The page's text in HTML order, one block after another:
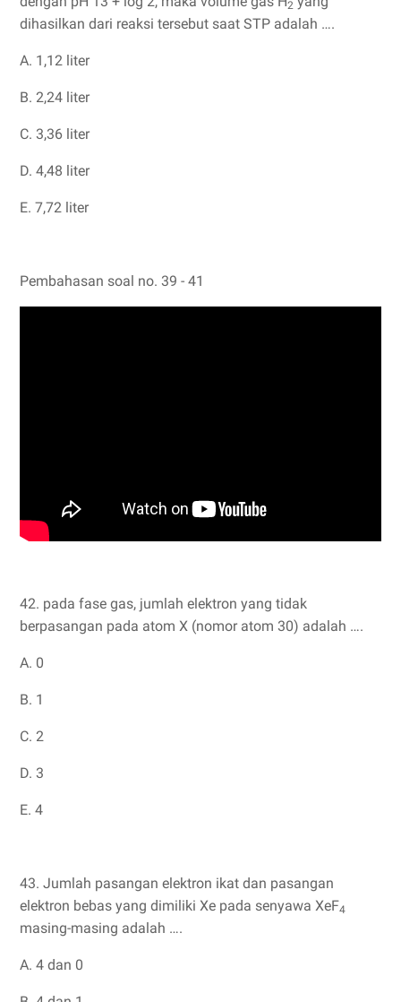
2
dihasilkan dari reaksi tersebut saat STP adalah ….
A. 1,12 liter
B. 2,24 liter
C. 3,36 liter
D. 4,48 liter
E. 7,72 liter
Pembahasan soal no. 39 - 41
42. pada fase gas, jumlah elektron yang tidak
berpasangan pada atom X (nomor atom 30) adalah ….
A. 0
B. 1
C. 2
D. 3
E. 4
43. Jumlah pasangan elektron ikat dan pasangan
elektron bebas yang dimiliki Xe pada senyawa XeF4
masing-masing adalah ….
A. 4 dan 0